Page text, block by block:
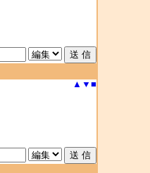
▲ ▼ ■